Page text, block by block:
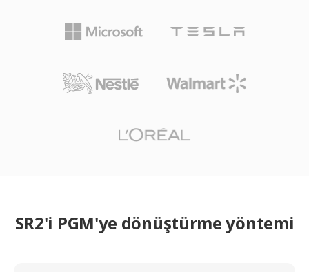
SR2'i PGM'ye dönüştürme yöntemi